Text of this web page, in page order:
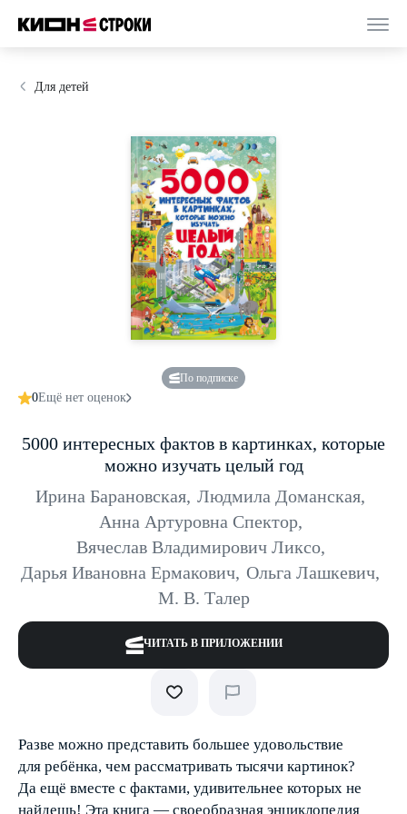
Для детей
По подписке
0Ещё нет оценок
5000 интересных фактов в картинках, которые
можно изучать целый год
Ирина Барановская, Людмила Доманская,
Анна Артуровна Спектор,
Вячеслав Владимирович Ликсо,
Дарья Ивановна Ермакович, Ольга Лашкевич,
М. В. Талер
ЧИТАТЬ В ПРИЛОЖЕНИИ
Разве можно представить большее удовольствие
для ребёнка, чем рассматривать тысячи картинок?
Да ещё вместе с фактами, удивительнее которых не
найдешь! Эта книга — своеобразная энциклопедия